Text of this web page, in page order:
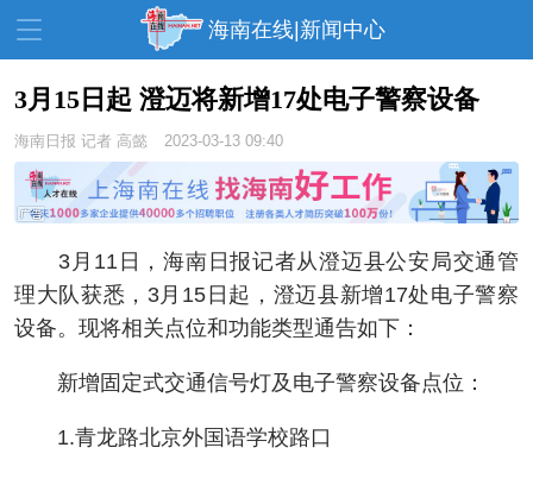
海南在线|新闻中心
资讯中心 热点 旅游
文体 消费 财经
家装 交通 美食
生活 演出 活动
展会 走读海南 周末去哪儿
人才在线 天涯企服
3月15日起 ​澄迈将新增17处电子警察设备
海南日报 记者 高懿 2023-03-13 09:40
3月11日，海南日报记者从澄迈县公安局交通管
理大队获悉，3月15日起，澄迈县新增17处电子警察
设备。现将相关点位和功能类型通告如下：
新增固定式交通信号灯及电子警察设备点位：
1.青龙路北京外国语学校路口